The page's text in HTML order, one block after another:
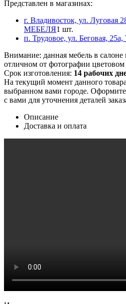
Представлен в магазинах:
г. Владивосток, ул. Луговая
МЕБЕЛЯ1 шт.
п. Трудовое, ул. Беговая,
Внимание: данная мебель в
отличном от фотографии
Срок изготовления: 14 рабочих
На текущий момент данного
выбранном вами городе. Оформите
с вами для уточнения деталей
Описание
Доставка и оплата